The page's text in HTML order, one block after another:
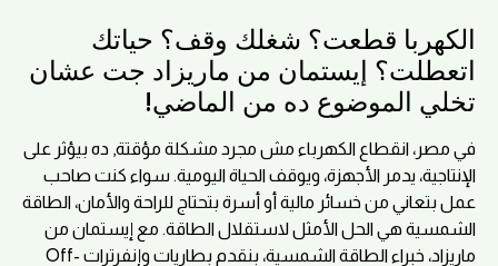
الكهربا قطعت؟ شغلك وقف؟ حياتك
اتعطلت؟ إيستمان من ماريزاد جت عشان
تخلي الموضوع ده من الماضي!
في مصر، انقطاع الكهرباء مش مجرد مشكلة مؤقتة, ده بيؤثر على
الإنتاجية، يدمر الأجهزة، ويوقف الحياة اليومية. سواء كنت صاحب
عمل بتعاني من خسائر مالية أو أسرة بتحتاج للراحة والأمان، الطاقة
الشمسية هي الحل الأمثل لاستقلال الطاقة. مع إيستمان من
ماريزاد، خبراء الطاقة الشمسية، بنقدم بطاريات وإنفرترات Off-